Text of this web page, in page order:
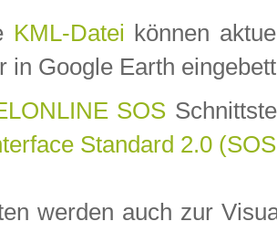
KML-Datei können
in Google Earth
SOS
Standard 2.0
werden auch zur